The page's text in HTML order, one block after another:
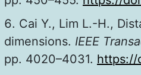
Cai Y., Lim L.-H.,
dimensions. IEEE
pp. 4020–4031. https://